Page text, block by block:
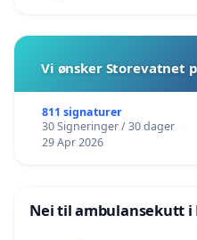
Vi ønsker Storevatnet
811 signaturer
30 Signeringer / 30 dager
29 Apr 2026
Nei til ambulansekutt i